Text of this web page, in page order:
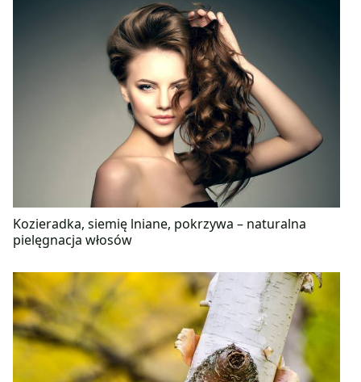
Kozieradka, siemię lniane, pokrzywa – naturalna
pielęgnacja włosów